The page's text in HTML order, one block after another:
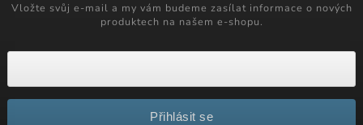
Vložte svůj e-mail a my vám budeme zasílat informace o nových
produktech na našem e-shopu.
Přihlásit se